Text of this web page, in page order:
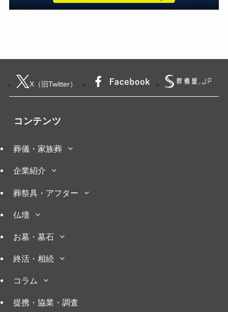
X（旧Twitter）
コンテンツ
葬儀・家族葬
企業紹介
葬祭具・アフター
仏壇
お墓・墓石
終活・相続
コラム
提携・協業・調査